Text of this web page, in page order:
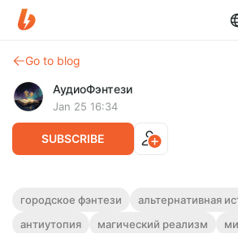
Go to blog
АудиоФэнтези
Jan 25 16:34
SUBSCRIBE
Аудиокнига фэнтези
Трилогия
Level required:
городское фэнтези
альтернативная
антиутопия
магический реализм